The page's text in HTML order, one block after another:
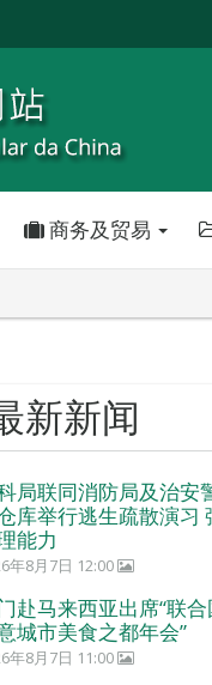
商务及贸易
新新闻
局联同消防局及治安
库举行逃生疏散演习
能力
年8月7日 12:00
赴马来西亚出席“联
城市美食之都年会”
年8月7日 11:00